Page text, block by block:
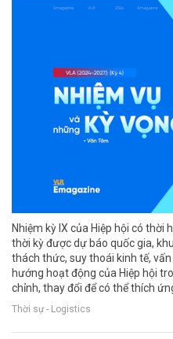
Nhiệm kỳ IX của Hiệp hội có
thời kỳ được dự báo quốc gia,
thách thức, suy thoái kinh tế,
hướng hoạt động của Hiệp hội
chỉnh, thay đổi để có thể thích
Thời sự - Logistics